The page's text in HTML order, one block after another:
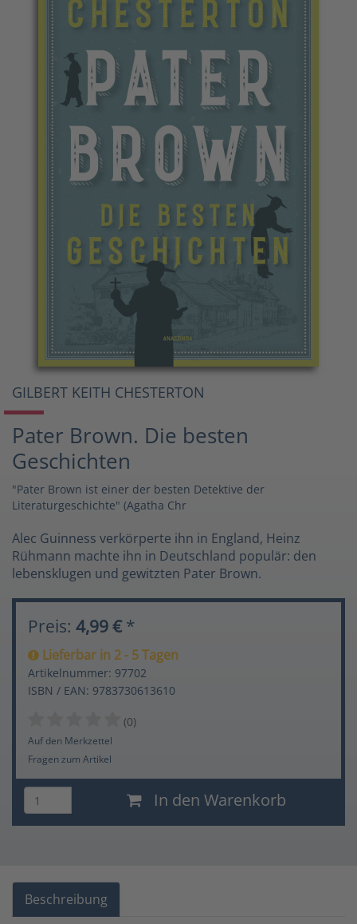
GILBERT KEITH CHESTERTON
Pater Brown. Die besten
Geschichten
"Pater Brown ist einer der besten Detektive der
Literaturgeschichte" (Agatha Chr
Alec Guinness verkörperte ihn in England, Heinz
Rühmann machte ihn in Deutschland populär: den
lebensklugen und gewitzten Pater Brown.
Preis: 4,99 € *
Lieferbar in 2 - 5 Tagen
Artikelnummer: 97702
ISBN / EAN: 9783730613610
(0)
Auf den Merkzettel
Fragen zum Artikel
In den Warenkorb
Beschreibung